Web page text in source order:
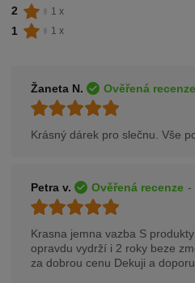
2 1 x
1 1 x
Žaneta N. Ověřená recenze
Krásný dárek pro slečnu. Vše
Petra v. Ověřená recenze -
Krasna jemna vazba S
opravdu vydrží i 2 roky beze
za dobrou cenu Dekuji a